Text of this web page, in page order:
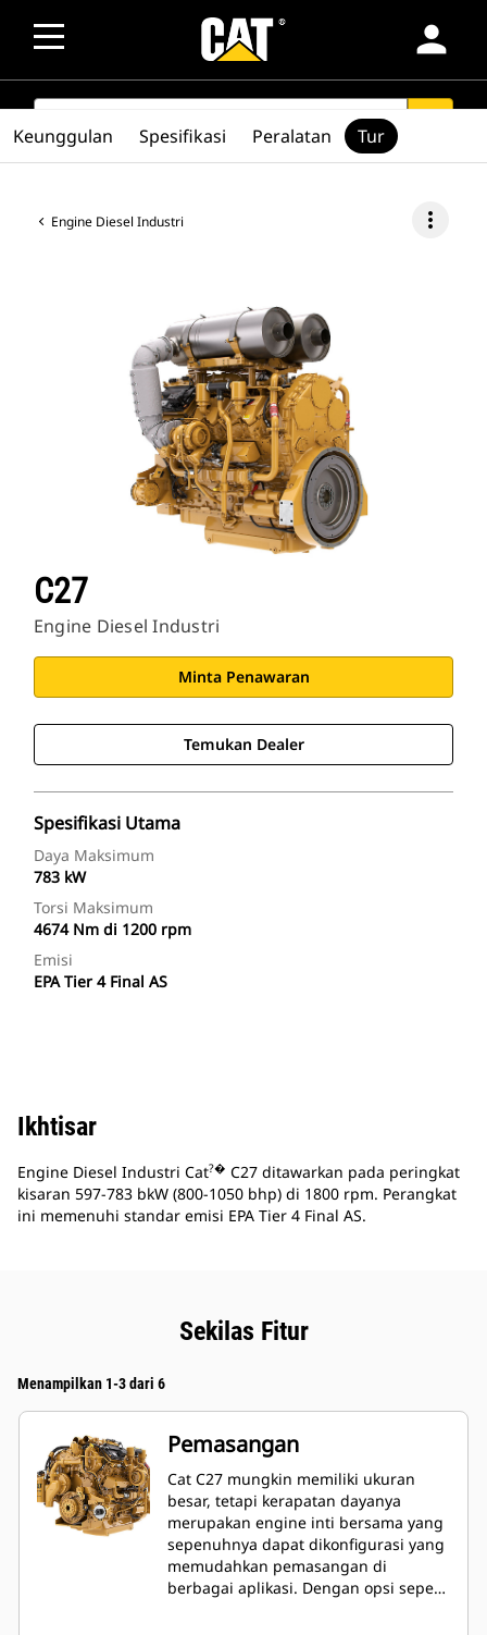
person
SEARCH
Engine Diesel Industri more_vert
C27
Engine Diesel Industri
Minta Penawaran
Temukan Dealer
Spesifikasi Utama
Daya Maksimum
783 kW
Torsi Maksimum
4674 Nm di 1200 rpm
Emisi
EPA Tier 4 Final AS
Keunggulan Spesifikasi Peralatan Tur
Ikhtisar
Engine Diesel Industri Cat?� C27 ditawarkan pada peringkat
kisaran 597-783 bkW (800-1050 bhp) di 1800 rpm. Perangkat
ini memenuhi standar emisi EPA Tier 4 Final AS.
Sekilas Fitur
Menampilkan 1-3 dari 6
Pemasangan
Cat C27 mungkin memiliki ukuran
besar, tetapi kerapatan dayanya
merupakan engine inti bersama yang
sepenuhnya dapat dikonfigurasi yang
memudahkan pemasangan di
berbagai aplikasi. Dengan opsi seperti